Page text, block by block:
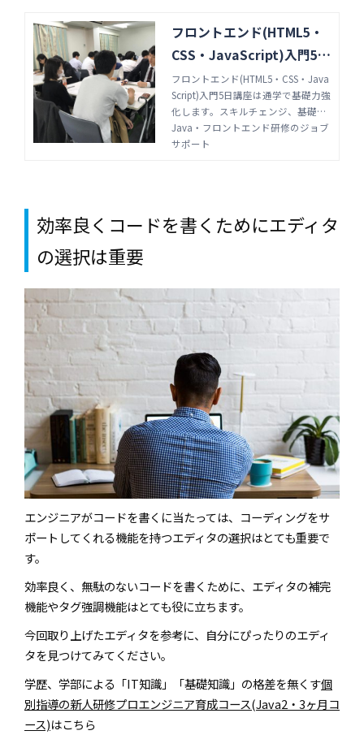
フロントエンド(HTML5・
CSS・JavaScript)入門5日
講座-ジョブサポート
フロントエンド(HTML5・CSS・Java
Script)入門5日講座は通学で基礎力強
化します。スキルチェンジ、基礎か
ら学びたい方向けの講座です。貴社
の希望開始日、オンライン受講の選
Java・フロントエンド研修のジョブ
サポート
効率良くコードを書くためにエディタ
の選択は重要
エンジニアがコードを書くに当たっては、コーディングをサ
ポートしてくれる機能を持つエディタの選択はとても重要で
す。
効率良く、無駄のないコードを書くために、エディタの補完
機能やタグ強調機能はとても役に立ちます。
今回取り上げたエディタを参考に、自分にぴったりのエディ
タを見つけてみてください。
学歴、学部による「IT知識」「基礎知識」の格差を無くす個
別指導の新人研修プロエンジニア育成コース(Java2・3ヶ月コ
ース)はこちら